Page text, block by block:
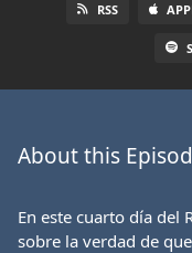
RSS
About this
En este cuarto día del
sobre la verdad de